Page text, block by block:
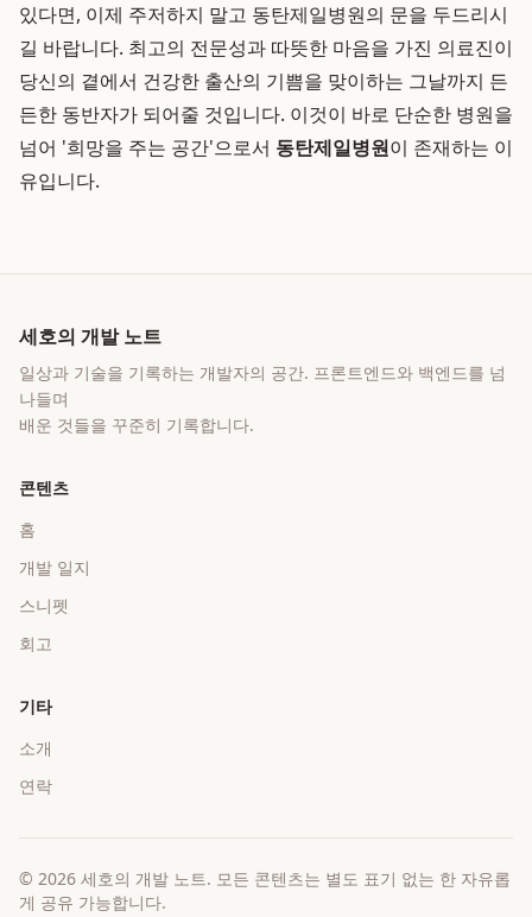
있다면, 이제 주저하지 말고 동탄제일병원의 문을 두드리시
길 바랍니다. 최고의 전문성과 따뜻한 마음을 가진 의료진이
당신의 곁에서 건강한 출산의 기쁨을 맞이하는 그날까지 든
든한 동반자가 되어줄 것입니다. 이것이 바로 단순한 병원을
넘어 '희망을 주는 공간'으로서 동탄제일병원이 존재하는 이
유입니다.
세호의 개발 노트
일상과 기술을 기록하는 개발자의 공간. 프론트엔드와 백엔드를 넘
나들며
배운 것들을 꾸준히 기록합니다.
콘텐츠
홈
개발 일지
스니펫
회고
기타
소개
연락
© 2026 세호의 개발 노트. 모든 콘텐츠는 별도 표기 없는 한 자유롭
게 공유 가능합니다.